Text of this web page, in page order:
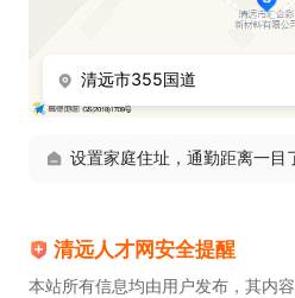
清远市355国道
设置家庭住址，通勤距离一目
清远人才网安全提醒
本站所有信息均由用户发布，其内